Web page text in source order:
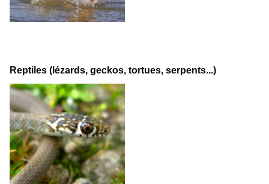
Reptiles (lézards, geckos, tortues, serpents...)